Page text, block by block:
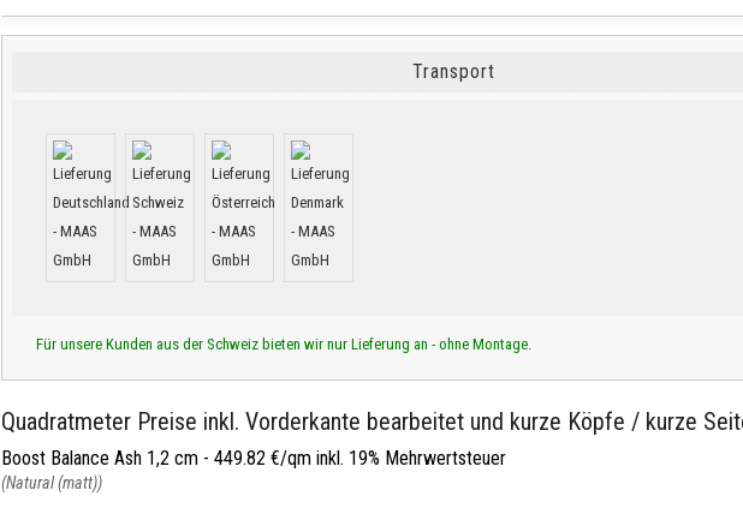
Transport
Für unsere Kunden aus der Schweiz bieten wir nur Lieferung an - ohne Montage.
Quadratmeter Preise inkl. Vorderkante bearbeitet und kurze Köpfe / kurze
Boost Balance Ash 1,2 cm - 449.82 €/qm inkl. 19% Mehrwertsteuer
(Natural (matt))